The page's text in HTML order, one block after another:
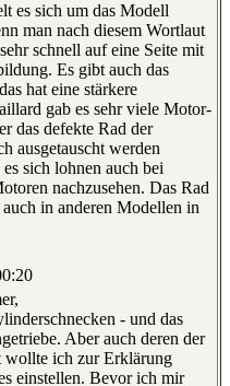
es sich um das Modell
man nach diesem Wortlaut
schnell auf eine Seite mit
Es gibt auch das
hat eine stärkere
gab es sehr viele Motor-
das defekte Rad der
ausgetauscht werden
sich lohnen auch bei
nachzusehen. Das Rad
in anderen Modellen in
- und das
Aber auch deren der
wollte ich zur Erklärung
einstellen. Bevor ich mir